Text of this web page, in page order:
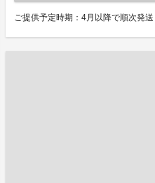
ご提供予定時期：4月以降で順次発送